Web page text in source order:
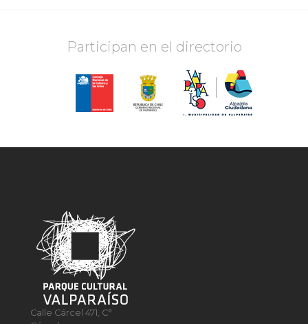
Participan en el directorio
Calle Cárcel 471, C°